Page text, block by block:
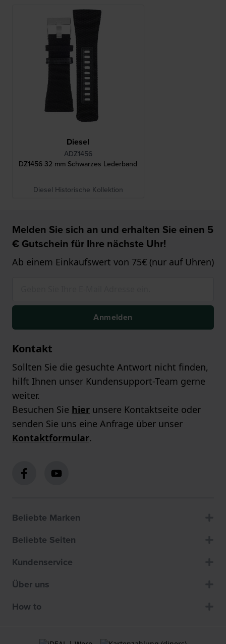
Diesel
ADZ1456
DZ1456 32 mm Schwarzes Lederband
Diesel Historische Kollektion
Melden Sie sich an und erhalten Sie einen 5
€ Gutschein für Ihre nächste Uhr!
Ab einem Einkaufswert von 75€ (nur auf Uhren)
Anmelden
Kontakt
Sollten Sie die gesuchte Antwort nicht finden,
hilft Ihnen unser Kundensupport-Team gerne
weiter.
Besuchen Sie hier unsere Kontaktseite oder
senden Sie uns eine Anfrage über unser
Kontaktformular.
Beliebte Marken
Beliebte Seiten
Kundenservice
Über uns
How to